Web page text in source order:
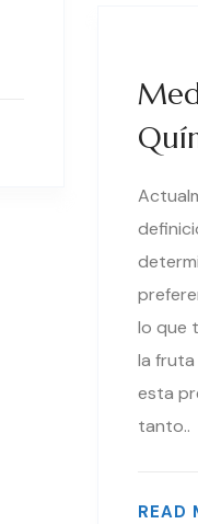
lo que
la
esta
tanto..
READ